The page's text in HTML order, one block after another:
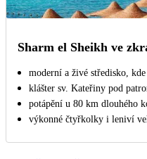
Sharm el Sheikh ve
moderní a živé středisko,
klášter sv. Kateřiny pod
potápění u 80 km dlouhého
výkonné čtyřkolky i leniví